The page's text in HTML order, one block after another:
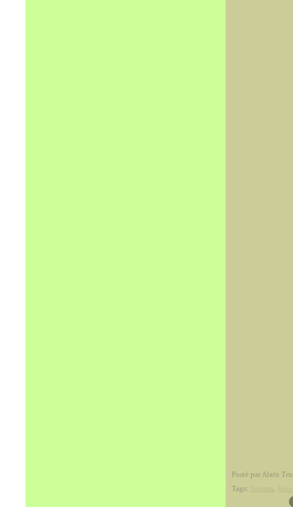
Posté par Alain
Tags:
,